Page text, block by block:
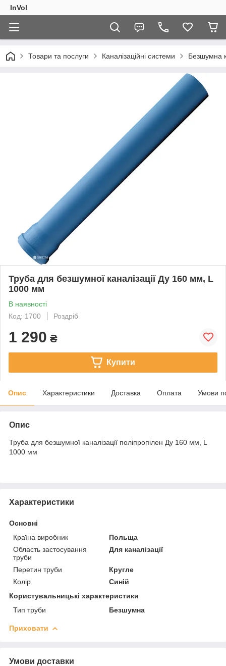
InVol
Товари та послуги Каналізаційні системи Безшумна
Труба для безшумної каналізації Ду 160 мм, L
1000 мм
В наявності
Код: 1700
Роздріб
1 290 ₴
Купити
Опис Характеристики Доставка Оплата Умови
Опис
Труба для безшумної каналізації поліпропілен Ду 160 мм, L
1000 мм
Характеристики
Основні
Країна виробник
Польща
Область застосування
труби
Для каналізації
Перетин труби
Кругле
Колір
Синій
Користувальницькі характеристики
Тип труби
Безшумна
Приховати
Умови доставки